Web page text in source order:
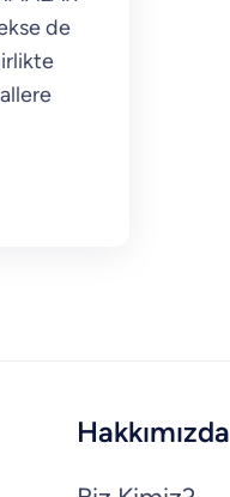
de
Hakkımızda